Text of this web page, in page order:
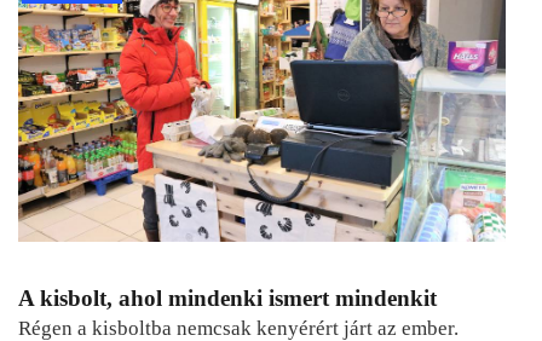
A kisbolt, ahol mindenki ismert mindenkit
Régen a kisboltba nemcsak kenyérért járt az ember.